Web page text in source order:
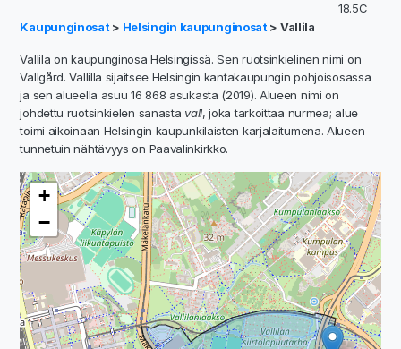
18.5C
Kaupunginosat > Helsingin kaupunginosat > Vallila
Vallila on kaupunginosa Helsingissä. Sen ruotsinkielinen nimi on
Vallgård. Vallilla sijaitsee Helsingin kantakaupungin pohjoisosassa
ja sen alueella asuu 16 868 asukasta (2019). Alueen nimi on
johdettu ruotsinkielen sanasta vall, joka tarkoittaa nurmea; alue
toimi aikoinaan Helsingin kaupunkilaisten karjalaitumena. Alueen
tunnetuin nähtävyys on Paavalinkirkko.
+
−